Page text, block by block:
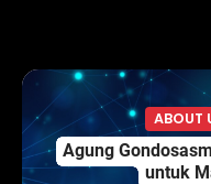
ABOUT
Agung
untuk